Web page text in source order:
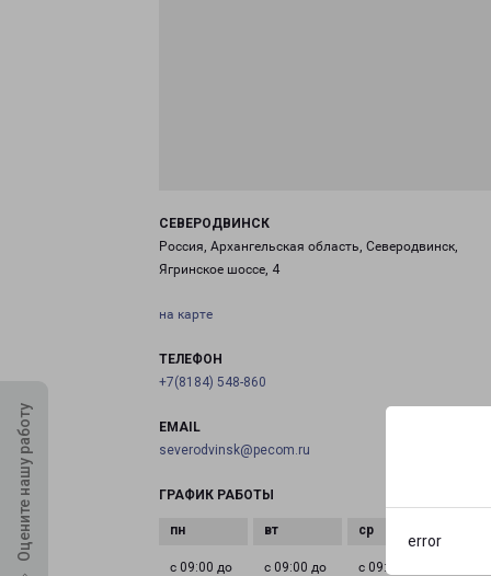
error
Оцените нашу работу
СЕВЕРОДВИНСК
Россия, Архангельская область, Северодвинск,
Ягринское шоссе, 4
на карте
ТЕЛЕФОН
+7(8184) 548-860
EMAIL
severodvinsk@pecom.ru
ГРАФИК РАБОТЫ
с 09:00 до
с 09:00 до
с 09:00 до